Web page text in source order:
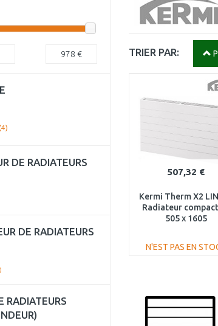
TRIER PAR:
507,32 €
Kermi Therm X2
Radiateur
505 x 1605
N'EST PAS EN
Au comparatif
978 €
DE RADIATEURS
DE RADIATEURS
RADIATEURS